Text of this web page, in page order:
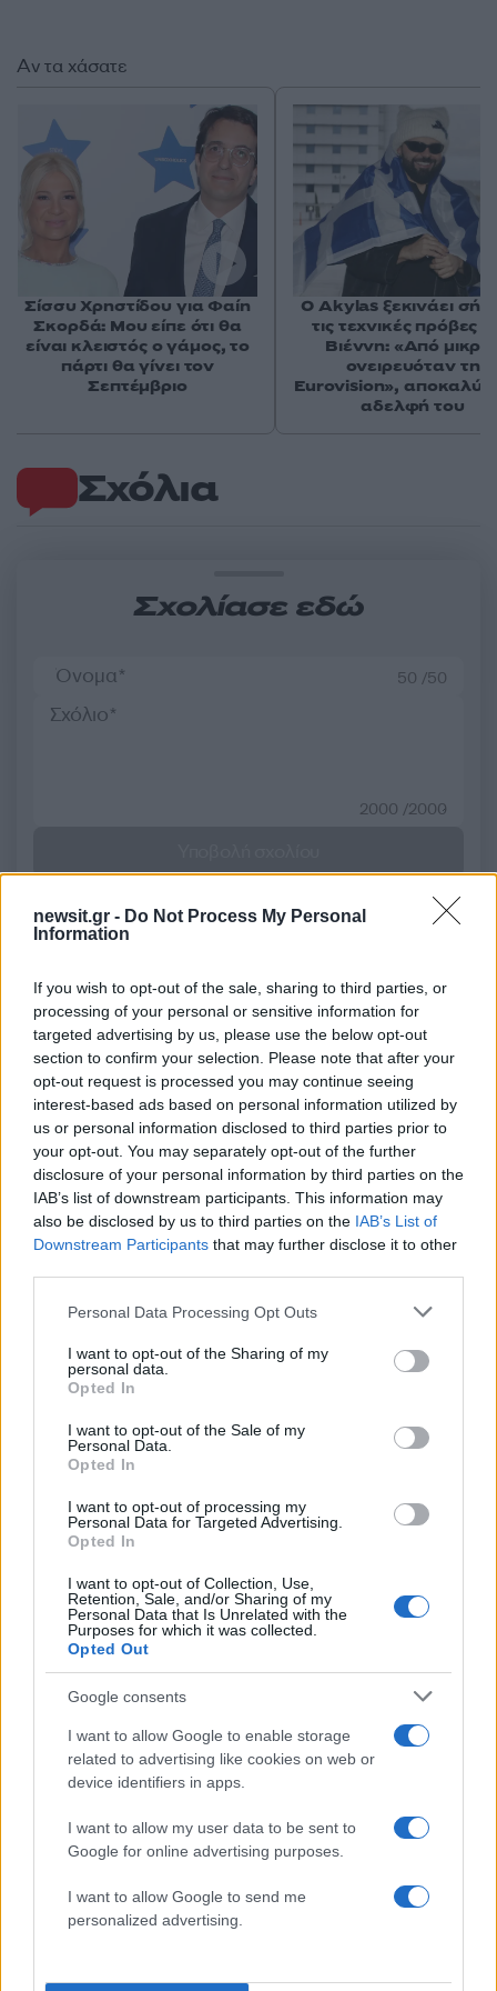
newsit.gr - Do Not Process My Personal
Information
If you wish to opt-out of the sale, sharing to third parties, or
processing of your personal or sensitive information for
targeted advertising by us, please use the below opt-out
section to confirm your selection. Please note that after your
opt-out request is processed you may continue seeing
interest-based ads based on personal information utilized by
us or personal information disclosed to third parties prior to
your opt-out. You may separately opt-out of the further
disclosure of your personal information by third parties on the
IAB’s list of downstream participants. This information may
also be disclosed by us to third parties on the IAB’s List of
Downstream Participants that may further disclose it to other
Please note that this website/app uses one or more Google
not limited to your visit or usage behaviour. You may click to
grant or deny consent to Google and its third-party tags to
use your data for below specified purposes in below Google
consent section.
Personal Data Processing Opt Outs
I want to opt-out of the Sharing of my
personal data.
Opted In
I want to opt-out of the Sale of my
Personal Data.
Opted In
I want to opt-out of processing my
Personal Data for Targeted Advertising.
Opted In
I want to opt-out of Collection, Use,
Retention, Sale, and/or Sharing of my
Personal Data that Is Unrelated with the
Purposes for which it was collected.
Opted Out
Google consents
I want to allow Google to enable storage
related to advertising like cookies on web or
device identifiers in apps.
I want to allow my user data to be sent to
Google for online advertising purposes.
I want to allow Google to send me
personalized advertising.
Σχόλια
Σχολίασε εδώ
50 /50
2000 /2000
Πολιτική Απορρήτου&Όροι Χρήσηςτης Google.
ΑΝΝΑ ΒΙΣΣΗ
ΣΤΑΜΑΤΗΣ ΚΡΑΟΥΝΑΚΗΣ
Share:
Ακολουθήστε το Νewsit.gr στο Google Newsκαι
ενημερωθείτε πρώτοι για όλη την ειδησεογραφία και τα
τελευταία νέα της ημέρας
Αν τα χάσατε
Σίσσυ Χρηστίδου για Φαίη
Σκορδά: Μου είπε ότι θα
είναι κλειστός ο γάμος, το
πάρτι θα γίνει τον
Σεπτέμβριο
Ο Akylas ξεκινάει
τις τεχνικές πρόβες
Βιέννη: «Από
ονειρευόταν τη
Eurovision»,
αδελφή του
Πιο δημοφιλή
Μετέτρεψαν το Σαρακήνικο της Μήλου σε
τους για να κάνουν μπάνιο
Μπρίτνεϊ Σπίαρς: Έκανε αποτυχημένο
εμπειρία της
Πάρος: «Αν ήταν κάποιος πάνω από την
Η σπαρακτική περιγραφή του πατέρα και
τα κενά στους ισχυρισμούς του ιδιοκτήτη
του beach bar
Γιάννης Παπαμιχαήλ: «Η απαγόρευση
αφορά στη χρήση της εικόνας και της
φωνής της Αλίκης Βουγιουκλάκη μέσω AI»
Ο δημοσιογράφος Βασίλης Τσεκούρας
ανακοίνωσε ότι παντρεύεται τη σύντροφό
του, Γωγώ Μπαλή
Πιο σχολιασμένα
Στην Κρήτη ο Κυριάκος Μητσοτάκης,
συνεχίζει τις ολιγοήμερες διακοπές του –
Πού βρέθηκε το Σάββατο
Το οικονομικό πρόγραμμα της ΕΛΑΣ που
θα παρουσιάσει ο Αλέξης Τσίπρας στη
Θεσσαλονίκη: Σχέδιο τετραετίας
υποψήφιος βουλευτής του κόμματος –